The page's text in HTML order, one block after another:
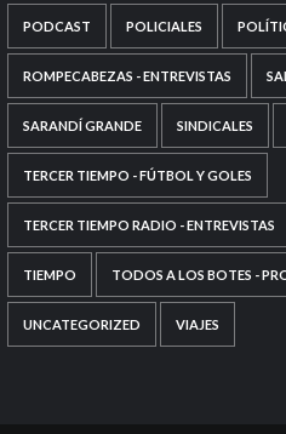
PODCAST POLICIALES
ROMPECABEZAS - ENTREVISTAS
SARANDÍ GRANDE SINDICALES
TERCER TIEMPO - FÚTBOL Y GOLES
TERCER TIEMPO RADIO - ENTREVISTAS
TIEMPO TODOS A LOS BOTES -
UNCATEGORIZED VIAJES